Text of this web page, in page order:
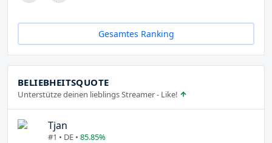
Gesamtes Ranking
BELIEBHEITSQUOTE
Unterstütze deinen lieblings Streamer - Like!
Tjan
#1 • DE • 85.85%